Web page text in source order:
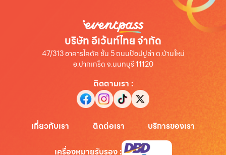
บริษัท อีเว้นท์ไทย จำกัด
47/313 อาคารไคตัค ชั้น 5 ถนนป๊อปปูล่า ต.บ้านใหม่
อ.ปากเกร็ด จ.นนทบุรี 11120
ติดตามเรา :
เกี่ยวกับเรา ติดต่อเรา บริการของเรา
เครื่องหมายรับรอง: